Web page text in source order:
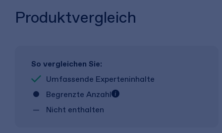
Produktvergleich
So vergleichen Sie:
Umfassende Experteninhalte
Begrenzte Anzahl
Nicht enthalten